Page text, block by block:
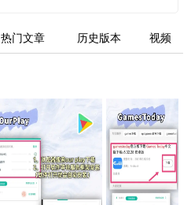
热门文章 历史版本 视频